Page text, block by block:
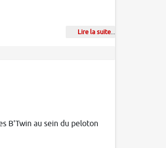
Lire la suite...
B'Twin au sein du peloton